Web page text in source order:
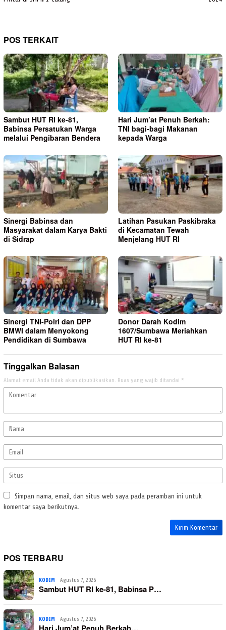
POS TERKAIT
Sambut HUT RI ke-81,
Babinsa Persatukan Warga
melalui Pengibaran Bendera
Hari Jum’at Penuh Berkah:
TNI bagi-bagi Makanan
kepada Warga
Sinergi Babinsa dan
Masyarakat dalam Karya Bakti
di Sidrap
Latihan Pasukan Paskibraka
di Kecamatan Tewah
Menjelang HUT RI
Sinergi TNI-Polri dan DPP
BMWI dalam Menyokong
Pendidikan di Sumbawa
Donor Darah Kodim
1607/Sumbawa Meriahkan
HUT RI ke-81
Tinggalkan Balasan
Alamat email Anda tidak akan dipublikasikan. Ruas yang wajib ditandai *
Simpan nama, email, dan situs web saya pada peramban ini untuk
komentar saya berikutnya.
POS TERBARU
KODIM Agustus 7, 2026
Sambut HUT RI ke-81, Babinsa P…
KODIM Agustus 7, 2026